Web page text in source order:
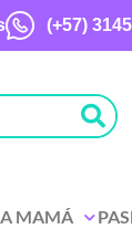
(+57)
MAMÁ